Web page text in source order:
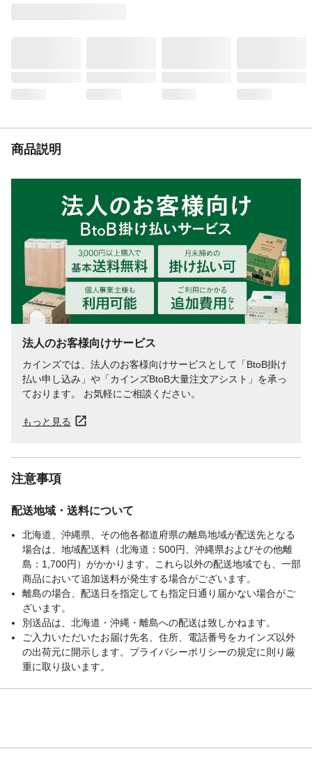
商品説明
法人のお客様向けサービス
カインズでは、法人のお客様向けサービスとして「BtoB掛け
払い申し込み」や「カインズBtoB大量注文アシスト」を承っ
ております。 お気軽にご相談ください。
もっと見る
注意事項
配送地域・送料について
北海道、沖縄県、その他各都道府県の離島地域が配送先となる
場合は、地域配送料（北海道：500円、沖縄県およびその他離
島：1,700円）がかかります。これら以外の配送地域でも、一部
商品において追加送料が発生する場合がございます。
離島の場合、配送日を指定しても指定日通り届かない場合がご
ざいます。
別送品は、北海道・沖縄・離島への配送は致しかねます。
ご入力いただいたお届け先名、住所、電話番号をカインズ以外
の出荷元に開示します。プライバシーポリシーの規定に則り厳
重に取り扱います。